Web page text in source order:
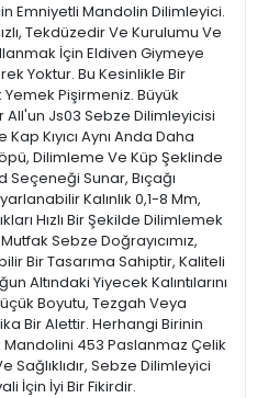
Emniyetli Mandolin Dilimleyici.
Tekdüzedir Ve Kurulumu Ve
İçin Eldiven Giymeye
Yoktur. Bu Kesinlikle Bir
Pişirmeniz. Büyük
All'un Js03 Sebze Dilimleyicisi
Kıyıcı Aynı Anda Daha
Dilimleme Ve Küp Şeklinde
Sunar, Bıçağı
Kalınlık 0,1-8 Mm,
Hızlı Bir Şekilde Dilimlemek
Sebze Doğrayıcımız,
Bir Tasarıma Sahiptir, Kaliteli
Altındaki Yiyecek Kalıntılarını
Boyutu, Tezgah Veya
Bir Alettir. Herhangi Birinin
Mandolini 453 Paslanmaz Çelik
Sağlıklıdır, Sebze Dilimleyici
İçin İyi Bir Fikirdir.